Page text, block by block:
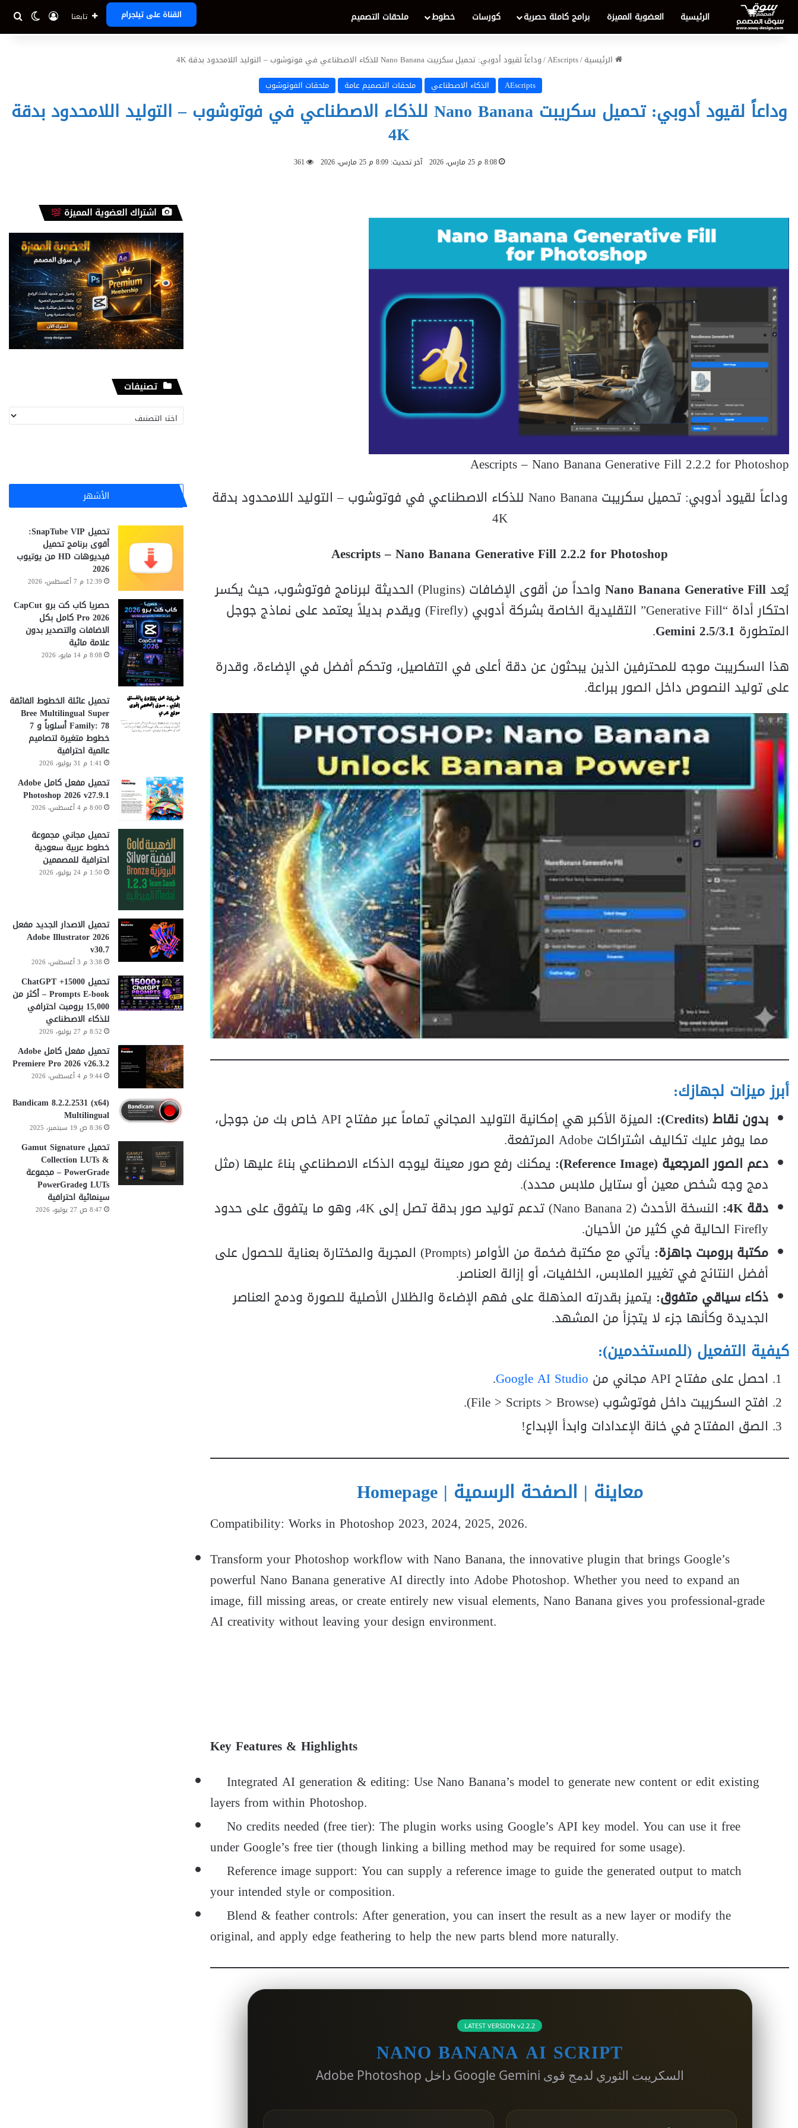
الرئيسية العضوية المميزة برامج كاملة حصرية كورسات خطوط ملحقات التصميم القناة على تيلجرام تابعنا تسجيلالوضع
الرئيسية/
AEscripts
/وداعاً لقيود أدوبي: تحميل سكريبت Nano Banana للذكاء الاصطناعي في فوتوشوب – التوليد اللامحدود بدقة 4K
AEscripts
الذكاء الاصطناعي ملحقات التصميم عامة ملحقات الفوتوشوب
وداعاً لقيود أدوبي: تحميل سكريبت Nano Banana للذكاء الاصطناعي في فوتوشوب – التوليد اللامحدود بدقة
4K
8:08 م 25 مارس، 2026 آخر تحديث: 8:09 م 25 مارس، 2026 361
Aescripts – Nano Banana Generative Fill 2.2.2 for Photoshop
وداعاً لقيود أدوبي: تحميل سكريبت Nano Banana للذكاء الاصطناعي في فوتوشوب – التوليد اللامحدود بدقة
4K
Aescripts – Nano Banana Generative Fill 2.2.2 for Photoshop
يُعد Nano Banana Generative Fill
واحداً من أقوى الإضافات (Plugins) الحديثة لبرنامج فوتوشوب، حيث يكسر
احتكار أداة “Generative Fill” التقليدية الخاصة بشركة أدوبي (Firefly) ويقدم بديلاً يعتمد على نماذج جوجل
المتطورة Gemini 2.5/3.1
.
هذا السكريبت موجه للمحترفين الذين يبحثون عن دقة أعلى في التفاصيل، وتحكم أفضل في الإضاءة، وقدرة
على توليد النصوص داخل الصور ببراعة.
أبرز ميزات لجهازك:
بدون نقاط (Credits):
الميزة الأكبر هي إمكانية التوليد المجاني تماماً عبر مفتاح API خاص بك من جوجل،
مما يوفر عليك تكاليف اشتراكات Adobe المرتفعة.
دعم الصور المرجعية (Reference Image):
يمكنك رفع صور معينة ليوجه الذكاء الاصطناعي بناءً عليها (مثل
دمج وجه شخص معين أو ستايل ملابس محدد).
دقة 4K:
النسخة الأحدث (Nano Banana 2) تدعم توليد صور بدقة تصل إلى 4K، وهو ما يتفوق على حدود
Firefly الحالية في كثير من الأحيان.
مكتبة برومبت جاهزة:
يأتي مع مكتبة ضخمة من الأوامر (Prompts) المجربة والمختارة بعناية للحصول على
أفضل النتائج في تغيير الملابس، الخلفيات، أو إزالة العناصر.
ذكاء سياقي متفوق: يتميز بقدرته المذهلة على فهم الإضاءة والظلال الأصلية للصورة ودمج العناصر
الجديدة وكأنها جزء لا يتجزأ من المشهد.
كيفية التفعيل (للمستخدمين):
احصل على مفتاح API مجاني من Google AI Studio
.
افتح السكريبت داخل فوتوشوب (File > Scripts > Browse).
الصق المفتاح في خانة الإعدادات وابدأ الإبداع!
معاينة | الصفحة الرسمية | Homepage
Compatibility: Works in Photoshop 2023, 2024, 2025, 2026.
Transform your Photoshop workflow with Nano Banana, the innovative plugin that brings Google’s
powerful Nano Banana generative AI directly into Adobe Photoshop. Whether you need to expand an
image, fill missing areas, or create entirely new visual elements, Nano Banana gives you professional-grade
AI creativity without leaving your design environment.
Key Features & Highlights
Integrated AI generation & editing: Use Nano Banana’s model to generate new content or edit existing
layers from within Photoshop.
No credits needed (free tier): The plugin works using Google’s API key model. You can use it free
under Google’s free tier (though linking a billing method may be required for some usage).
Reference image support: You can supply a reference image to guide the generated output to match
your intended style or composition.
Blend & feather controls: After generation, you can insert the result as a new layer or modify the
original, and apply edge feathering to help the new parts blend more naturally.
LATEST VERSION v2.2.2
NANO BANANA AI SCRIPT
السكريبت الثوري لدمج قوى Google Gemini داخل Adobe Photoshop
اشتراك العضوية المميزة
تصنيفات
تصنيفات
الأشهر
تحميل SnapTube VIP:
أقوى برنامج تحميل
فيديوهات HD من يوتيوب
2026
12:39 م 7 أغسطس، 2026
حصريا كاب كت برو CapCut
Pro 2026 كامل بكل
الاضافات والتصدير بدون
علامة مائية
8:08 م 14 مايو، 2026
تحميل عائلة الخطوط الفائقة
Bree Multilingual Super
Family: 78 أسلوباً و 7
خطوط متغيرة لتصاميم
عالمية احترافية
1:41 م 31 يوليو، 2026
تحميل مفعل كامل Adobe
Photoshop 2026 v27.9.1
8:00 م 4 أغسطس، 2026
تحميل مجاني مجموعة
خطوط عربية سعودية
احترافية للمصممين
1:50 م 24 يوليو، 2026
تحميل الاصدار الجديد مفعل
Adobe Illustrator 2026
v30.7
3:38 م 3 أغسطس، 2026
تحميل 15000+ ChatGPT
Prompts E-book – أكثر من
15,000 برومبت احترافي
للذكاء الاصطناعي
8:52 م 27 يوليو، 2026
تحميل مفعل كامل Adobe
Premiere Pro 2026 v26.3.2
9:44 م 4 أغسطس، 2026
Bandicam 8.2.2.2531 (x64)
Multilingual
8:36 ص 19 سبتمبر، 2025
تحميل Gamut Signature
Collection LUTs &
PowerGrade – مجموعة
LUTs وPowerGrade
سينمائية احترافية
8:47 ص 27 يوليو، 2026